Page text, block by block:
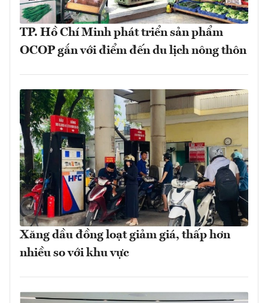
TP. Hồ Chí Minh phát triển sản phẩm
OCOP gắn với điểm đến du lịch nông thôn
Xăng dầu đồng loạt giảm giá, thấp hơn
nhiều so với khu vực